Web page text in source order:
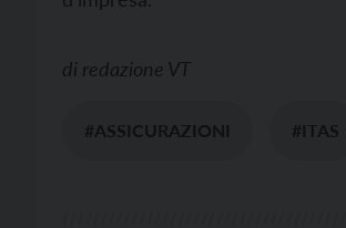
di redazione VT
#ASSICURAZIONI #ITAS